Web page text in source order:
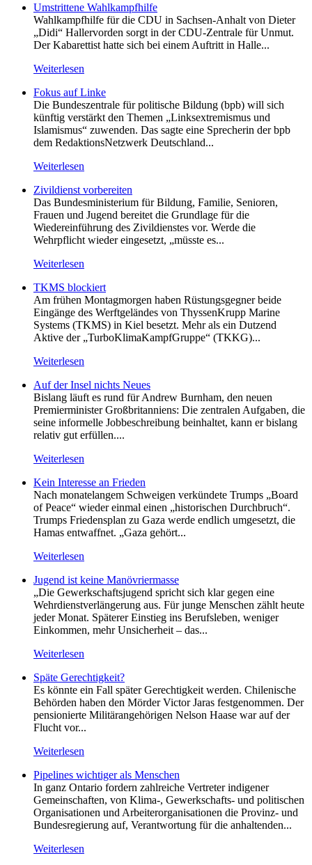
Umstrittene Wahlkampfhilfe
Wahlkampfhilfe für die CDU in Sachsen-Anhalt von Dieter
„Didi“ Hallervorden sorgt in der CDU-Zentrale für Unmut.
Der Kabarettist hatte sich bei einem Auftritt in Halle...
Weiterlesen
Fokus auf Linke
Die Bundeszentrale für politische Bildung (bpb) will sich
künftig verstärkt den Themen „Linksextremismus und
Islamismus“ zuwenden. Das sagte eine Sprecherin der bpb
dem RedaktionsNetzwerk Deutschland...
Weiterlesen
Zivildienst vorbereiten
Das Bundesministerium für Bildung, Familie, Senioren,
Frauen und Jugend bereitet die Grundlage für die
Wiedereinführung des Zivildienstes vor. Werde die
Wehrpflicht wieder eingesetzt, „müsste es...
Weiterlesen
TKMS blockiert
Am frühen Montagmorgen haben Rüstungsgegner beide
Eingänge des Werftgeländes von ThyssenKrupp Marine
Systems (TKMS) in Kiel besetzt. Mehr als ein Dutzend
Aktive der „TurboKlimaKampfGruppe“ (TKKG)...
Weiterlesen
Auf der Insel nichts Neues
Bislang läuft es rund für Andrew Burnham, den neuen
Premierminister Großbritanniens: Die zentralen Aufgaben, die
seine informelle Jobbeschreibung beinhaltet, kann er bislang
relativ gut erfüllen....
Weiterlesen
Kein Inte­resse an Frieden
Nach monatelangem Schweigen verkündete Trumps „Board
of Peace“ wieder einmal einen „historischen Durchbruch“.
Trumps Friedensplan zu Gaza werde endlich umgesetzt, die
Hamas entwaffnet. „Gaza gehört...
Weiterlesen
Jugend ist keine Manövriermasse
„Die Gewerkschaftsjugend spricht sich klar gegen eine
Wehrdienstverlängerung aus. Für junge Menschen zählt heute
jeder Monat. Späterer Einstieg ins Berufsleben, weniger
Einkommen, mehr Unsicherheit – das...
Weiterlesen
Späte Gerechtigkeit?
Es könnte ein Fall später Gerechtigkeit werden. Chilenische
Behörden haben den Mörder Victor Jaras festgenommen. Der
pensionierte Militärangehörigen Nelson Haase war auf der
Flucht vor...
Weiterlesen
Pipelines wichtiger als Menschen
In ganz Ontario fordern zahlreiche Vertreter indigener
Gemeinschaften, von Klima-, Gewerkschafts- und politischen
Organisationen und Arbeiterorganisationen die Provinz- und
Bundesregierung auf, Verantwortung für die anhaltenden...
Weiterlesen